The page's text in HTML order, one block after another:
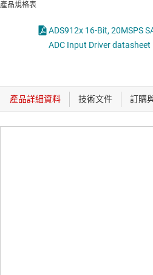
產品規格表
ADS912x 16-Bit, 20MSPS SAR
ADC Input Driver datasheet